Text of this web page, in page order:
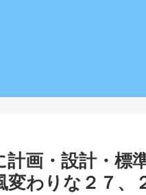
計画・設計・標
変わりな２７、